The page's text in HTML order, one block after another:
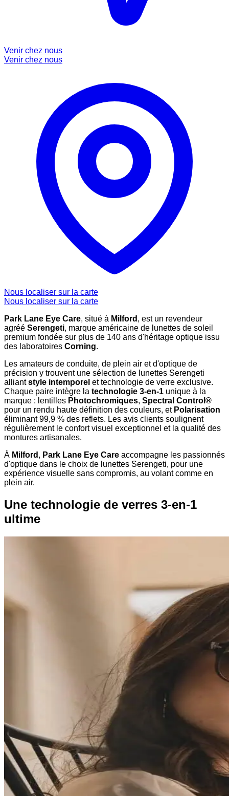
Venir chez nous
Venir chez nous
Nous localiser sur la carte
Nous localiser sur la carte
Park Lane Eye Care, situé à Milford , est un revendeur
agréé Serengeti, marque américaine de lunettes de soleil
premium fondée sur plus de 140 ans d'héritage optique issu
des laboratoires Corning.
Les amateurs de conduite, de plein air et d'optique de
précision y trouvent une sélection de lunettes Serengeti
alliantstyle intemporel et technologie de verre exclusive.
Chaque paire intègre la technologie 3-en-1 unique à la
marque : lentilles Photochromiques, Spectral Control®
pour un rendu haute définition des couleurs, et Polarisation
éliminant 99,9 % des reflets. Les avis clients soulignent
régulièrement le confort visuel exceptionnel et la qualité des
montures artisanales.
À Milford , Park Lane Eye Care accompagne les passionnés
d'optique dans le choix de lunettes Serengeti, pour une
expérience visuelle sans compromis, au volant comme en
plein air.
Une technologie de verres 3-en-1
ultime